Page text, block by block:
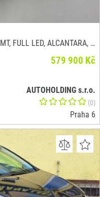
Cupra 300 2.0 TSI, 221 kW / 300 PS, 6MT, FULL LED, ALCANTARA, PANORAMA, DCC
579 900 Kč
AUTOHOLDING s.r.o.
(0)
Praha 6